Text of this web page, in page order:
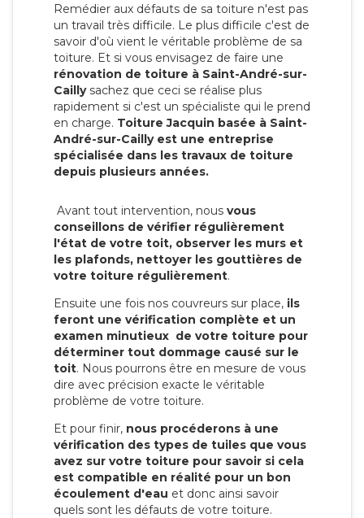
Remédier aux défauts de sa toiture n'est pas
un travail très difficile. Le plus difficile c'est de
savoir d'où vient le véritable problème de sa
toiture. Et si vous envisagez de faire une
rénovation de toiture à Saint-André-sur-
Caillysachez que ceci se réalise plus
rapidement si c'est un spécialiste qui le prend
en charge. Toiture Jacquin basée à Saint-
André-sur-Cailly est une entreprise
spécialisée dans les travaux de toiture
depuis plusieurs années.
Avant tout intervention, nous vous
conseillons de vérifier régulièrement
l'état de votre toit, observer les murs et
les plafonds, nettoyer les gouttières de
votre toiture régulièrement.
Ensuite une fois nos couvreurs sur place, ils
feront une vérification complète et un
examen minutieux de votre toiture pour
déterminer tout dommage causé sur le
toit. Nous pourrons être en mesure de vous
dire avec précision exacte le véritable
problème de votre toiture.
Et pour finir, nous procéderons à une
vérification des types de tuiles que vous
avez sur votre toiture pour savoir si cela
est compatible en réalité pour un bon
écoulement d'eau et donc ainsi savoir
quels sont les défauts de votre toiture.